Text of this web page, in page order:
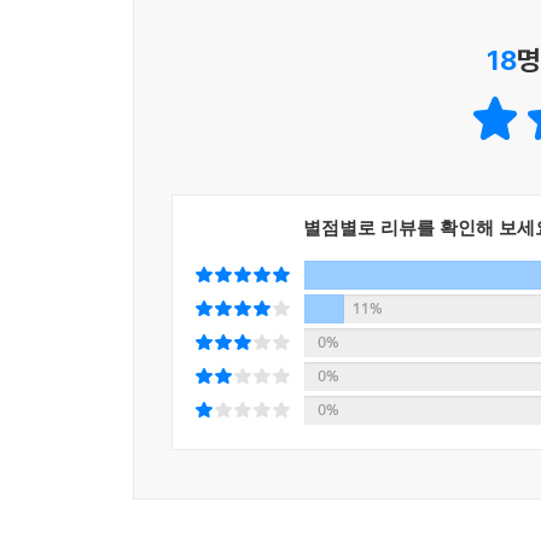
18
별점별로 리뷰를 확인해 보세
11%
0%
0%
0%